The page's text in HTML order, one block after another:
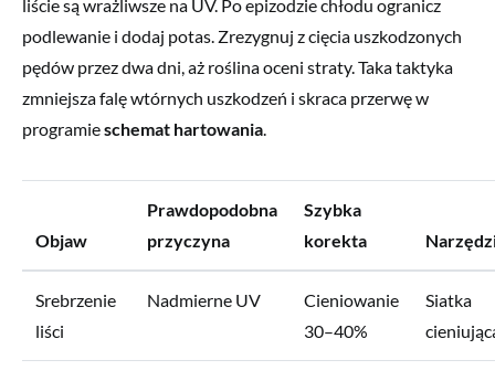
liście są wrażliwsze na UV. Po epizodzie chłodu ogranicz
podlewanie i dodaj potas. Zrezygnuj z cięcia uszkodzonych
pędów przez dwa dni, aż roślina oceni straty. Taka taktyka
zmniejsza falę wtórnych uszkodzeń i skraca przerwę w
programieschemat hartowania.
Objaw
Prawdopodobna
przyczyna
Szybka
korekta
Srebrzenie
liści
Nadmierne UV
Cieniowanie
30–40%
Siatka